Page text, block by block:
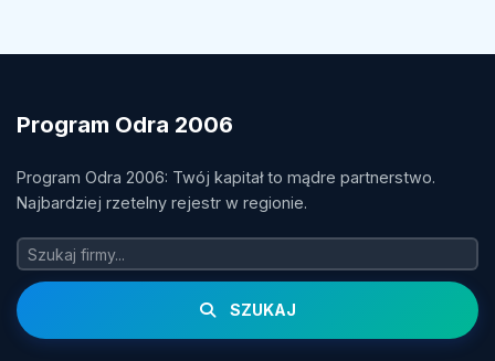
Program Odra 2006
Program Odra 2006: Twój kapitał to mądre partnerstwo.
Najbardziej rzetelny rejestr w regionie.
SZUKAJ